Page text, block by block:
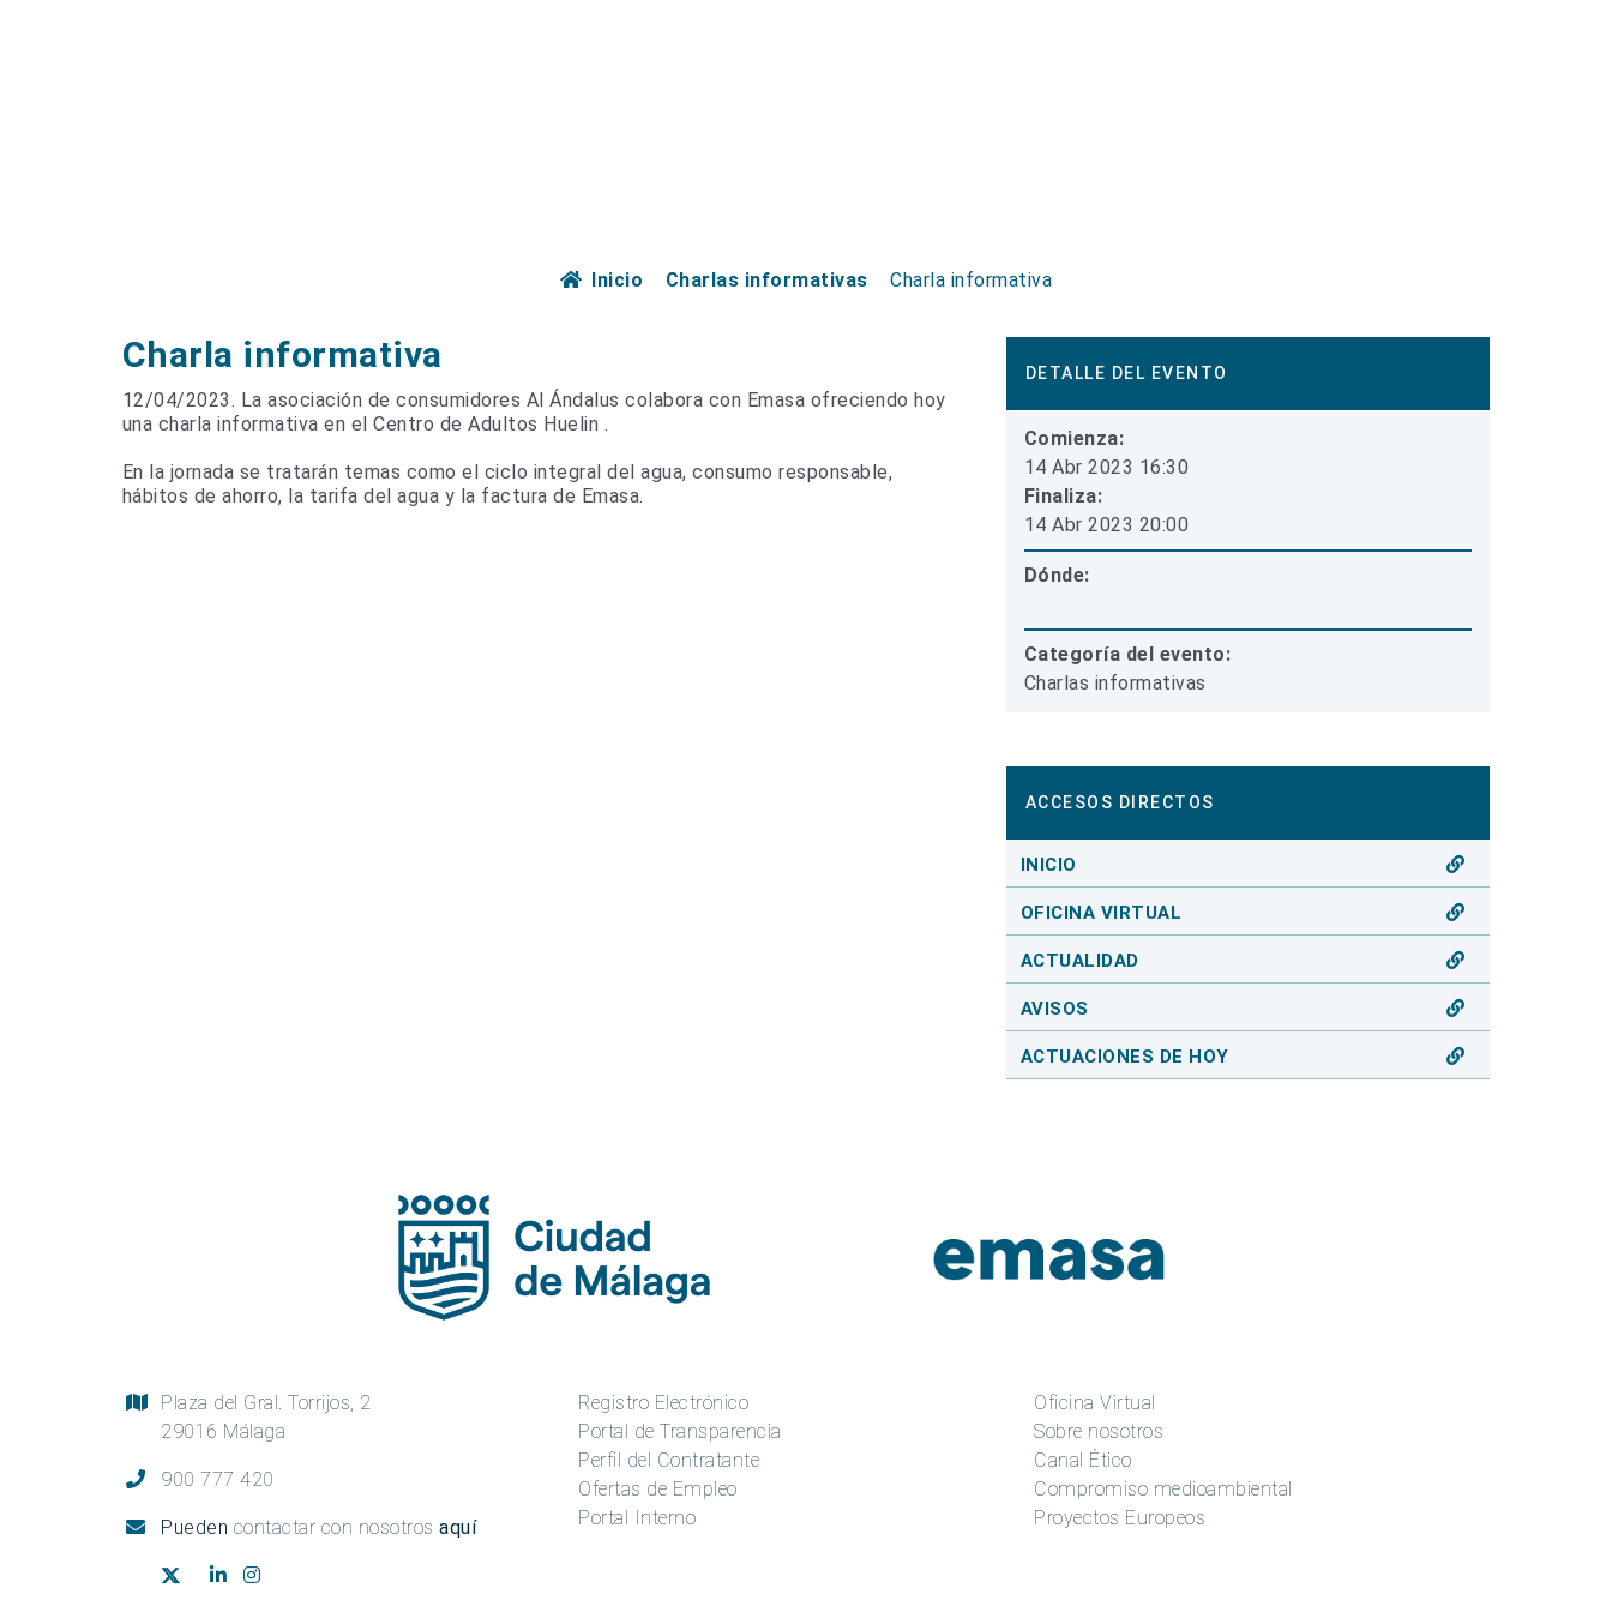
Inicio Charlas informativas Charla informativa
Charla informativa
12/04/2023. La asociación de consumidores Al Ándalus colabora con Emasa ofreciendo hoy
una charla informativa en el Centro de Adultos Huelin .
En la jornada se tratarán temas como el ciclo integral del agua, consumo responsable,
hábitos de ahorro, la tarifa del agua y la factura de Emasa.
DETALLE DEL EVENTO
Comienza:
14 Abr 2023 16:30
Finaliza:
14 Abr 2023 20:00
Dónde:
Categoría del evento:
Charlas informativas
ACCESOS DIRECTOS
INICIO
OFICINA VIRTUAL
ACTUALIDAD
AVISOS
ACTUACIONES DE HOY
Plaza del Gral. Torrijos, 2
29016 Málaga
900 777 420
Pueden contactar con nosotros aquí
Registro Electrónico
Portal de Transparencia
Perfil del Contratante
Ofertas de Empleo
Portal Interno
Oficina Virtual
Sobre nosotros
Canal Ético
Compromiso medioambiental
Proyectos Europeos